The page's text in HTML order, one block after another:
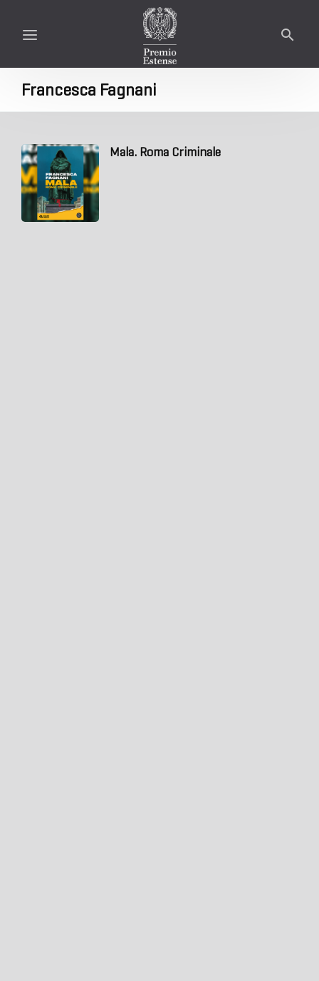
Francesca Fagnani
Mala. Roma Criminale